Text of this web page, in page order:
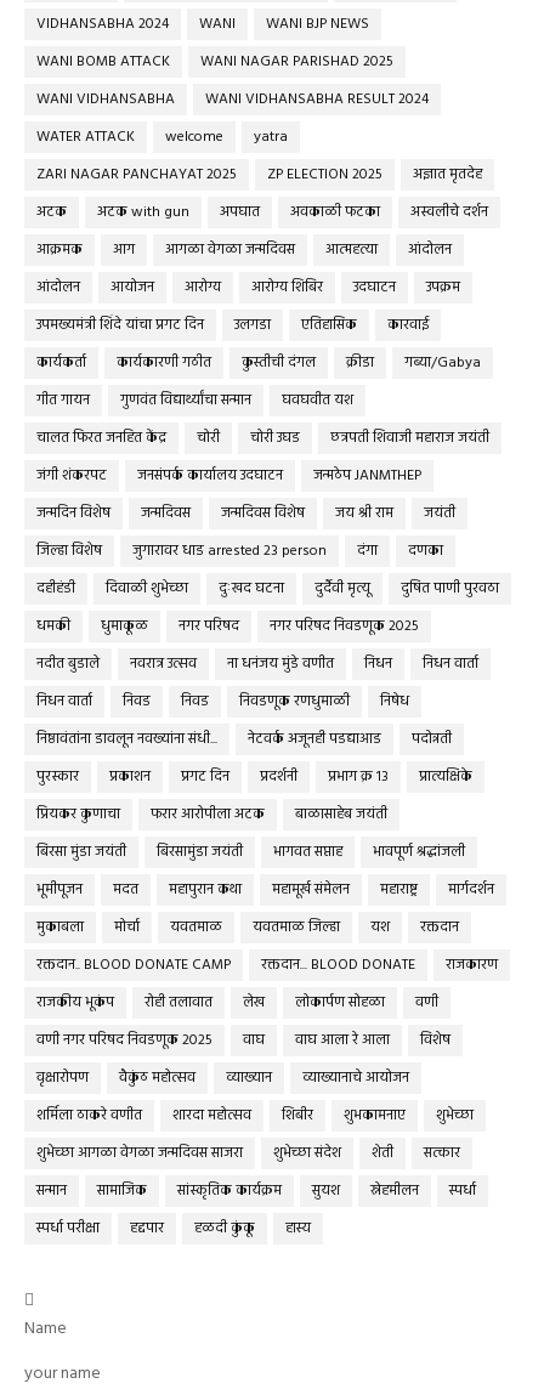
VIDHANSABHA 2024
WANI
WANI BJP NEWS
WANI BOMB ATTACK
WANI NAGAR PARISHAD 2025
WANI VIDHANSABHA
WANI VIDHANSABHA RESULT 2024
WATER ATTACK
welcome
yatra
ZARI NAGAR PANCHAYAT 2025
ZP ELECTION 2025
अज्ञात मृतदेह
अटक
अटक with gun अपघात अवकाळी फटका
अस्वलीचे दर्शन
आक्रमक
आग आगळा वेगळा जन्मदिवस आत्महत्या
आंदोलन
आंदोलन
आयोजन आरोग्य आरोग्य शिबिर उदघाटन
उपक्रम
उपमख्यमंत्री शिंदे यांचा प्रगट दिन
उलगडा एतिहासिक
कारवाई
कार्यकर्ता
कार्यकारणी गठीत कुस्तीची दंगल क्रीडा
गब्या/Gabya
गीत गायन
गुणवंत विद्यार्थ्यांचा सन्मान
घवघवीत यश
चालत फिरत जनहित केंद्र
चोरी चोरी उघड
छत्रपती शिवाजी महाराज जयंती
जंगी शंकरपट
जनसंपर्क कार्यालय उदघाटन
जन्मठेप JANMTHEP
जन्मदिन विशेष
जन्मदिवस जन्मदिवस विशेष जय श्री राम
जयंती
जिल्हा विशेष
जुगारावर धाड arrested 23 person दंगा
दणका
दहीहंडी
दिवाळी शुभेच्छा दुःखद घटना दुर्दैवी मृत्यू
दुषित पाणी पुरवठा
धमकी
धुमाकूळ नगर परिषद
नगर परिषद निवडणूक 2025
नदीत बुडाले
नवरात्र उत्सव ना धनंजय मुंडे वणीत निधन
निधन वार्ता
निधन वार्ता
निवड निवड निवडणूक रणधुमाळी
निषेध
निष्ठावंतांना डावलून नवख्यांना संधी...
नेटवर्क अजूनही पडद्याआड
पदोन्नती
पुरस्कार
प्रकाशन प्रगट दिन प्रदर्शनी प्रभाग क्र १३
प्रात्यक्षिके
प्रियकर कुणाचा
फरार आरोपीला अटक
बाळासाहेब जयंती
बिरसा मुंडा जयंती
बिरसामुंडा जयंती भागवत सप्ताह
भावपूर्ण श्रद्धांजली
भूमीपूजन
मदत महापुरान कथा महामूर्ख संमेलन महाराष्ट्र
मार्गदर्शन
मुकाबला
मोर्चा यवतमाळ यवतमाळ जिल्हा यश
रक्तदान
रक्तदान.. BLOOD DONATE CAMP
रक्तदान... BLOOD DONATE
राजकारण
राजकीय भूकंप
रोही तलावात लेख लोकार्पण सोहळा
वणी
वणी नगर परिषद निवडणूक 2025
वाघ वाघ आला रे आला
विशेष
वृक्षारोपण
वैकुंठ महोत्सव व्याख्यान
व्याख्यानाचे आयोजन
शर्मिला ठाकरे वणीत
शारदा महोत्सव शिबीर शुभकामनाए
शुभेच्छा
शुभेच्छा आगळा वेगळा जन्मदिवस साजरा
शुभेच्छा संदेश शेती
सत्कार
सन्मान
सामाजिक सांस्कृतिक कार्यक्रम सुयश स्नेहमीलन
स्पर्धा
स्पर्धा परीक्षा
हद्दपार हळदी कुंकू हास्य

Name
your name